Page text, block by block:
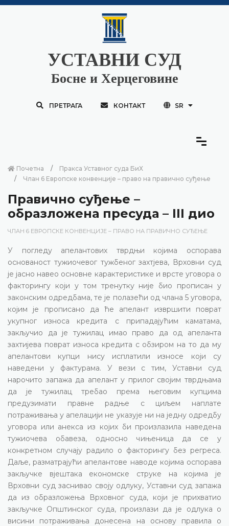
УСТАВНИ СУД
Босне и Херцеговине
ПРЕТРАГА КОНТАКТ SR
Почетна
Пракса Уставног суда БиХ
Члан 6 Европске конвенције – право на правично суђење
Правично суђење –
образложена пресуда – III дио
ЧЛАН 6 ЕВРОПСКЕ КОНВЕНЦИЈЕ – ПРАВО НА ПРАВИЧНО СУЂЕЊЕ
У погледу апелантових тврдњи којима оспорава
основаност тужиочевог тужбеног захтјева, Врховни суд
је јасно навео основне карактеристике и врсте уговора о
факторингу који у том тренутку није био прописан у
законским одредбама, те је полазећи од члана 5 уговора,
којим је прописано да ће апелант извршити поврат
укупног износа кредита с припадајућим каматама,
закључио да је тужилац имао право да од апеланта
захтијева поврат износа кредита с обзиром на то да му
апелантови купци нису исплатили износе који су
наведени у фактурама. У вези с тим, Уставни суд
нарочито запажа да апелант у прилог својим тврдњама
да је тужилац требао према његовим купцима
предузимати правне радње с циљем наплате
потраживања у апелацији не указује ни на једну одредбу
уговора или анекса из којих би произлазила наведена
тужиочева обавеза, односно чињеница да се у
конкретном случају радило о факторингу без регреса.
Даље, разматрајући апелантове наводе којима оспорава
закључке вјештака економске струке на којима је
Врховни суд заснивао своју одлуку, Уставни суд запажа
да из образложења Врховног суда, који је прихватио
закључке Општинског суда, произлази да је одлука о
висини потраживања донесена на основу правила о